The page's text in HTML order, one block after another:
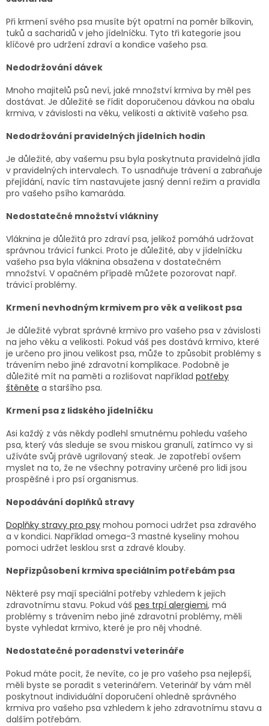
Při krmení svého psa musíte být opatrní na poměr bílkovin,
tuků a sacharidů v jeho jídelníčku. Tyto tři kategorie jsou
klíčové pro udržení zdraví a kondice vašeho psa.
Nedodržování dávek
Mnoho majitelů psů neví, jaké množství krmiva by měl pes
dostávat. Je důležité se řídit doporučenou dávkou na obalu
krmiva, v závislosti na věku, velikosti a aktivitě vašeho psa.
Nedodržování pravidelných jídelních hodin
Je důležité, aby vašemu psu byla poskytnuta pravidelná jídla
v pravidelných intervalech. To usnadňuje trávení a zabraňuje
přejídání, navíc tím nastavujete jasný denní režim a pravidla
pro vašeho psího kamaráda.
Nedostatečné množství vlákniny
Vláknina je důležitá pro zdraví psa, jelikož pomáhá udržovat
správnou trávicí funkci. Proto je důležité, aby v jídelníčku
vašeho psa byla vláknina obsažena v dostatečném
množství. V opačném případě můžete pozorovat např.
trávicí problémy.
Krmení nevhodným krmivem pro věk a velikost psa
Je důležité vybrat správné krmivo pro vašeho psa v závislosti
na jeho věku a velikosti. Pokud váš pes dostává krmivo, které
je určeno pro jinou velikost psa, může to způsobit problémy s
trávením nebo jiné zdravotní komplikace. Podobně je
důležité mít na paměti a rozlišovat například potřeby
štěněte a staršího psa.
Krmení psa z lidského jídelníčku
Asi každý z vás někdy podlehl smutnému pohledu vašeho
psa, který vás sleduje se svou miskou granulí, zatímco vy si
užíváte svůj právě ugrilovaný steak. Je zapotřebí ovšem
myslet na to, že ne všechny potraviny určené pro lidi jsou
prospěšné i pro psí organismus.
Nepodávání doplňků stravy
Doplňky stravy pro psy mohou pomoci udržet psa zdravého
a v kondici. Například omega-3 mastné kyseliny mohou
pomoci udržet lesklou srst a zdravé klouby.
Nepřizpůsobení krmiva speciálním potřebám psa
Některé psy mají speciální potřeby vzhledem k jejich
zdravotnímu stavu. Pokud váš pes trpí alergiemi, má
problémy s trávením nebo jiné zdravotní problémy, měli
byste vyhledat krmivo, které je pro něj vhodné.
Nedostatečné poradenství veterináře
Pokud máte pocit, že nevíte, co je pro vašeho psa nejlepší,
měli byste se poradit s veterinářem. Veterinář by vám měl
poskytnout individuální doporučení ohledně správného
krmiva pro vašeho psa vzhledem k jeho zdravotnímu stavu a
dalším potřebám.